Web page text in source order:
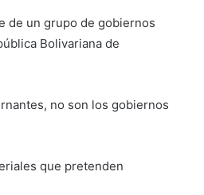
de un grupo de gobiernos
Bolivariana de
no son los gobiernos
que pretenden